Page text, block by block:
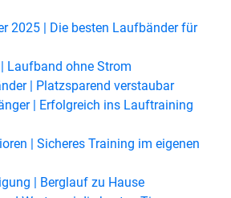
2025 | Die besten Laufbänder für
Laufband ohne Strom
| Platzsparend verstaubar
| Erfolgreich ins Lauftraining
| Sicheres Training im eigenen
| Berglauf zu Hause